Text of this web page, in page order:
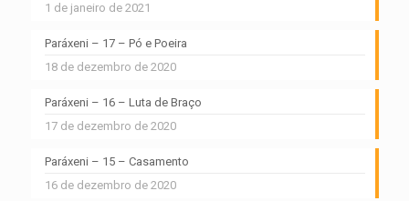
1 de janeiro de 2021
Paráxeni – 17 – Pó e Poeira
18 de dezembro de 2020
Paráxeni – 16 – Luta de Braço
17 de dezembro de 2020
Paráxeni – 15 – Casamento
16 de dezembro de 2020